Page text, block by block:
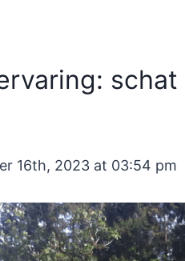
16th, 2023 at 03:54 pm